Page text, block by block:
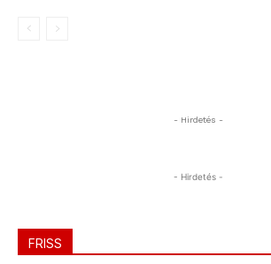
- Hirdetés -
- Hirdetés -
FRISS